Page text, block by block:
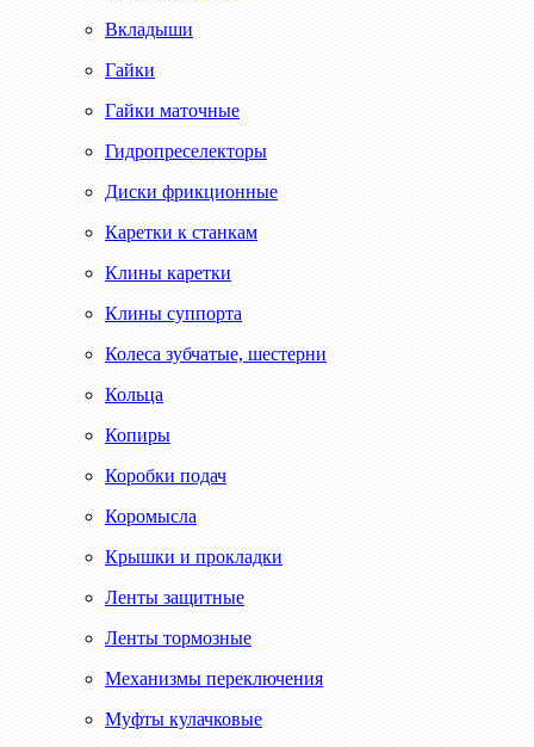
Вкладыши
Гайки
Гайки маточные
Гидропреселекторы
Диски фрикционные
Каретки к станкам
Клины каретки
Клины суппорта
Колеса зубчатые, шестерни
Кольца
Копиры
Коробки подач
Коромысла
Крышки и прокладки
Ленты защитные
Ленты тормозные
Механизмы переключения
Муфты кулачковые